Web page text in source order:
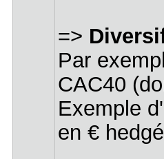
=>
Par
CAC40
Exemple
en €